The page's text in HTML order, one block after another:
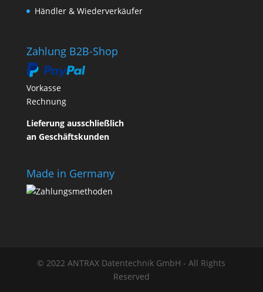
Händler & Wiederverkäufer
Zahlung B2B-Shop
Vorkasse
Rechnung
Lieferung ausschließlich
an Geschäftskunden
Made in Germany
© 2022 ANTRAX Datentechnik GmbH - All Rights
Reserved